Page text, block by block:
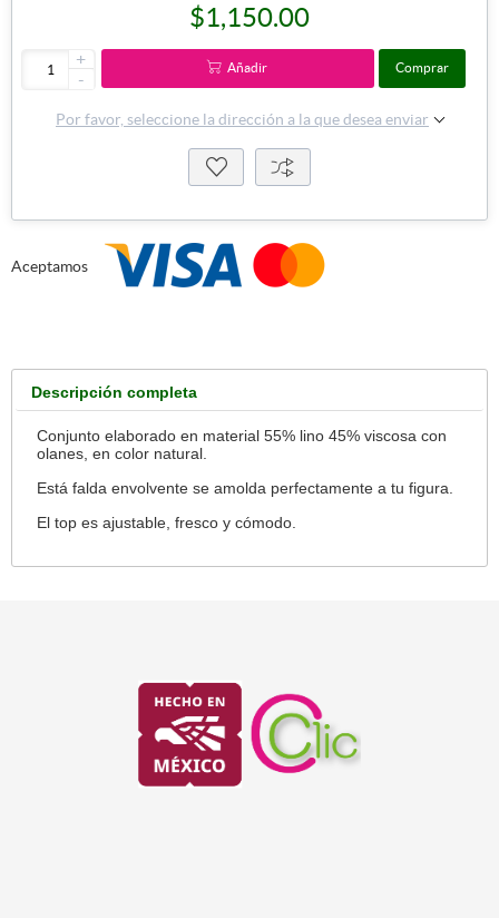
$1,150.00
+
-
Añadir Comprar
Por favor, seleccione la dirección a la que desea enviar
Aceptamos
Descripción completa
Conjunto elaborado en material 55% lino 45% viscosa con
olanes, en color natural.
Está falda envolvente se amolda perfectamente a tu figura.
El top es ajustable, fresco y cómodo.